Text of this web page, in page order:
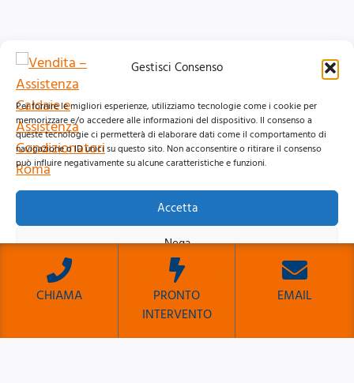
Gestisci Consenso
Per fornire le migliori esperienze, utilizziamo tecnologie come i cookie per
memorizzare e/o accedere alle informazioni del dispositivo. Il consenso a
queste tecnologie ci permetterà di elaborare dati come il comportamento di
navigazione o ID unici su questo sito. Non acconsentire o ritirare il consenso
può influire negativamente su alcune caratteristiche e funzioni.
Accetta
Nega
Visualizza le preferenze
Cookie PolicyPrivacy Policy
© 2026 Clima Group Impianti Srls P.IVA: 17771951005
Privacy
CookiePolicy | Mappa del Sito
CHIAMA
PRONTO
INTERVENTO
EMAIL